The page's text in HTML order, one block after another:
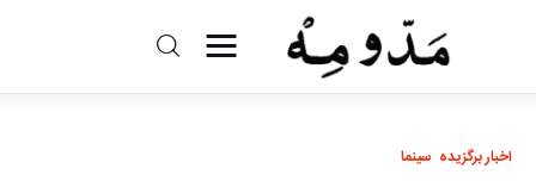
مد و مه
ادبیات اخبار برگزیده سینما